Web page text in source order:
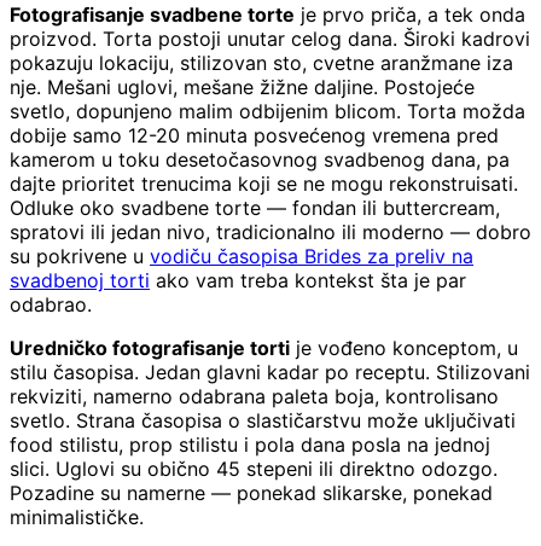
Fotografisanje svadbene torte je prvo priča, a tek onda
proizvod. Torta postoji unutar celog dana. Široki kadrovi
pokazuju lokaciju, stilizovan sto, cvetne aranžmane iza
nje. Mešani uglovi, mešane žižne daljine. Postojeće
svetlo, dopunjeno malim odbijenim blicom. Torta možda
dobije samo 12-20 minuta posvećenog vremena pred
kamerom u toku desetočasovnog svadbenog dana, pa
dajte prioritet trenucima koji se ne mogu rekonstruisati.
Odluke oko svadbene torte — fondan ili buttercream,
spratovi ili jedan nivo, tradicionalno ili moderno — dobro
su pokrivene u vodiču časopisa Brides za preliv na
svadbenoj torti ako vam treba kontekst šta je par
odabrao.
Uredničko fotografisanje torti je vođeno konceptom, u
stilu časopisa. Jedan glavni kadar po receptu. Stilizovani
rekviziti, namerno odabrana paleta boja, kontrolisano
svetlo. Strana časopisa o slastičarstvu može uključivati
food stilistu, prop stilistu i pola dana posla na jednoj
slici. Uglovi su obično 45 stepeni ili direktno odozgo.
Pozadine su namerne — ponekad slikarske, ponekad
minimalističke.